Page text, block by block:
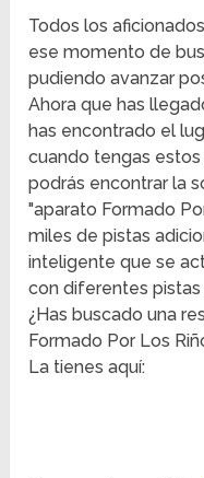
Todos los
ese momento de
pudiendo avanzar
Ahora que has
has encontrado el
cuando tengas
podrás encontrar la
"aparato Formado
miles de pistas
inteligente que se
con diferentes
¿Has buscado una
Formado Por Los
La tienes aquí: